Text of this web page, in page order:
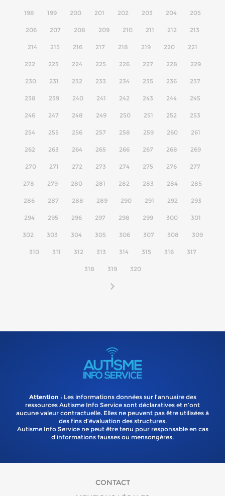
198 199 200 201 202 203 204 205
206 207 208 209 210 211 212 213
214 215 216 217 218 219 220 221
222 223 224 225 226 227 228 229
230 231 232 233 234 235 236 237
238 239 240 241 242 243 244 245
246 247 248 249 250 251 252 253
254 255 256 257 258 259 260 261
262 263 264 265 266 267 268 269
270 271 272 273 274 275 276 277
278 279 280 281 282 283 284 285
286 287 288 289 290 291 292 293
294 295 296 297 298 299 300 301
302 303 304 305 306 307 308 309
310 311 312 313 314 315 316 317
318 319 320
Attention : Les informations données sur l’annuaire des
ressources Autisme Info Service sont déclaratives et n’ont
aucune valeur contractuelle. Elles ne peuvent pas être utilisées à
des fins d’évaluation des structures.
Autisme Info Service ne peut être tenu pour responsable en cas
d'informations fausses ou mensongères.
CONTACT